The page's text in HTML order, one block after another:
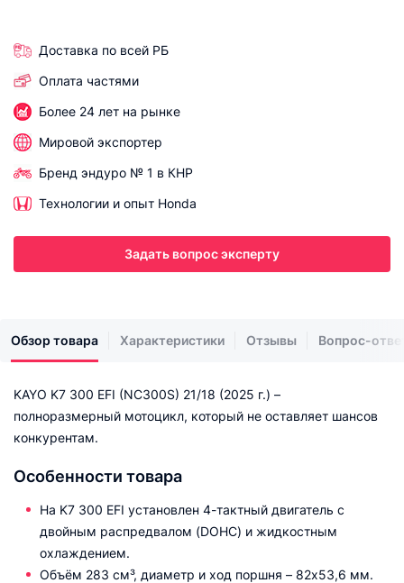
Доставка по всей РБ
Оплата частями
Более 24 лет на рынке
Мировой экспортер
Бренд эндуро № 1 в КНР
Технологии и опыт Honda
Задать вопрос эксперту
Обзор товара Характеристики Отзывы Вопрос-
KAYO K7 300 EFI (NC300S) 21/18 (2025 г.) –
полноразмерный мотоцикл, который не оставляет шансов
конкурентам.
Особенности товара
На K7 300 EFI установлен 4-тактный двигатель с
двойным распредвалом (DOHC) и жидкостным
охлаждением.
Объём 283 см³, диаметр и ход поршня – 82x53,6 мм.